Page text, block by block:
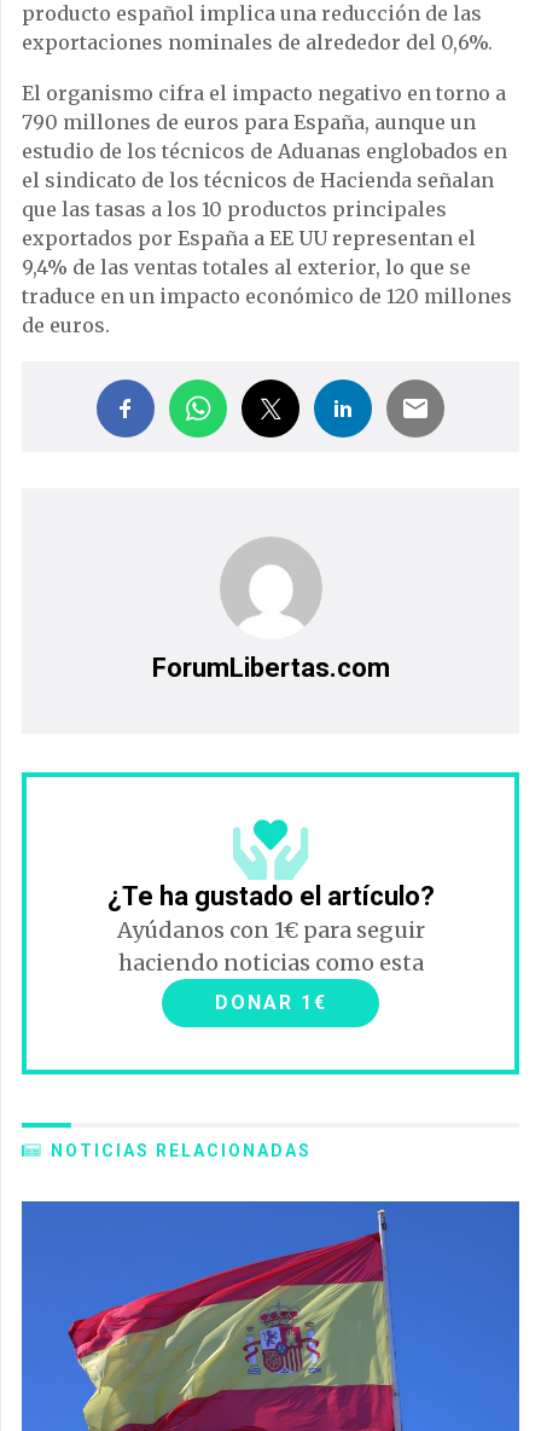
producto español implica una reducción de las
exportaciones nominales de alrededor del 0,6%.
El organismo cifra el impacto negativo en torno a
790 millones de euros para España, aunque un
estudio de los técnicos de Aduanas englobados en
el sindicato de los técnicos de Hacienda señalan
que las tasas a los 10 productos principales
exportados por España a EE UU representan el
9,4% de las ventas totales al exterior, lo que se
traduce en un impacto económico de 120 millones
de euros.
ForumLibertas.com
¿Te ha gustado el artículo?
Ayúdanos con 1€ para seguir
haciendo noticias como esta
DONAR 1€
NOTICIAS RELACIONADAS